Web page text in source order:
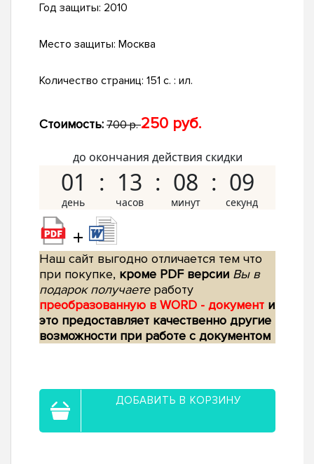
Год защиты: 2010
Место защиты: Москва
Количество страниц: 151 с. : ил.
Стоимость: 700 р.250 руб.
до окончания действия скидки
01 13 08 08
+
Наш сайт выгодно отличается тем что
при покупке, кроме PDF версии Вы в
подарок получаетеработу
преобразованную в WORD - документ и
это предоставляет качественно другие
возможности при работе с документом
ДОБАВИТЬ В КОРЗИНУ